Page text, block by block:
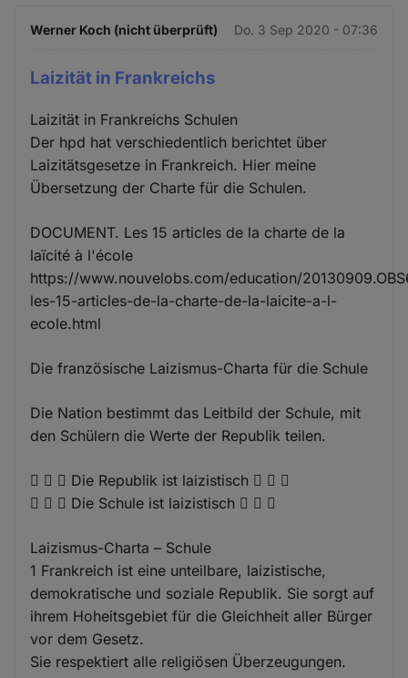
Werner Koch (nicht überprüft) Do. 3 Sep 2020 - 07:36
Laizität in Frankreichs
Laizität in Frankreichs Schulen
Der hpd hat verschiedentlich berichtet über
Laizitätsgesetze in Frankreich. Hier meine
Übersetzung der Charte für die Schulen.
DOCUMENT. Les 15 articles de la charte de la
laïcité à l'école
https://www.nouvelobs.com/education/
les-15-articles-de-la-charte-de-la-laicite-a-l-
ecole.html
Die französische Laizismus-Charta für die Schule
Die Nation bestimmt das Leitbild der Schule, mit
den Schülern die Werte der Republik teilen.
   Die Republik ist laizistisch   
   Die Schule ist laizistisch   
Laizismus-Charta – Schule
1 Frankreich ist eine unteilbare, laizistische,
demokratische und soziale Republik. Sie sorgt auf
ihrem Hoheitsgebiet für die Gleichheit aller Bürger
vor dem Gesetz.
Sie respektiert alle religiösen Überzeugungen.